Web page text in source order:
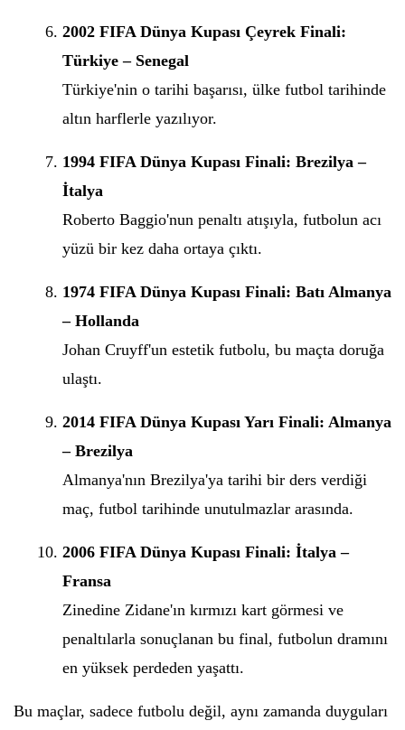
2002 FIFA Dünya Kupası Çeyrek Finali:
Türkiye – Senegal
Türkiye'nin o tarihi başarısı, ülke futbol tarihinde
altın harflerle yazılıyor.
1994 FIFA Dünya Kupası Finali: Brezilya –
İtalya
Roberto Baggio'nun penaltı atışıyla, futbolun acı
yüzü bir kez daha ortaya çıktı.
1974 FIFA Dünya Kupası Finali: Batı Almanya
– Hollanda
Johan Cruyff'un estetik futbolu, bu maçta doruğa
ulaştı.
2014 FIFA Dünya Kupası Yarı Finali: Almanya
– Brezilya
Almanya'nın Brezilya'ya tarihi bir ders verdiği
maç, futbol tarihinde unutulmazlar arasında.
2006 FIFA Dünya Kupası Finali: İtalya –
Fransa
Zinedine Zidane'ın kırmızı kart görmesi ve
penaltılarla sonuçlanan bu final, futbolun dramını
en yüksek perdeden yaşattı.
Bu maçlar, sadece futbolu değil, aynı zamanda duyguları